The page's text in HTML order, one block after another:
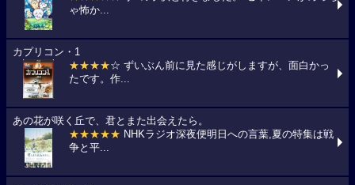
ゃ怖か...
カプリコン・1
★★★★☆ ずいぶん前に見た感じがしますが、面白かっ
たです。作...
あの花が咲く丘で、君とまた出会えたら。
★★★★★ NHKラジオ深夜便明日への言葉,夏の特集は戦
争と平...